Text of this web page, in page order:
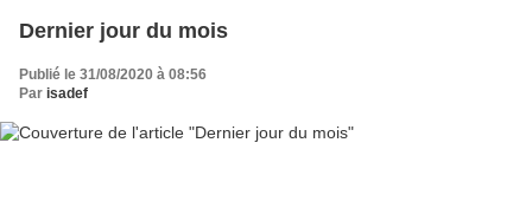
Dernier jour du mois
Publié le 31/08/2020 à 08:56
Par isadef